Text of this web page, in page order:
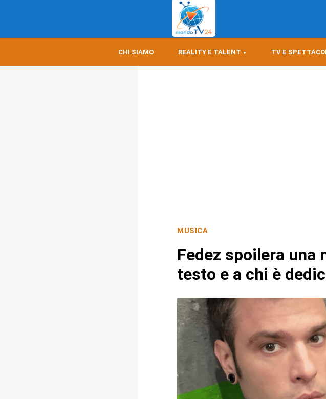
CHI SIAMO REALITY E TALENT TV E
MUSICA
Fedez spoilera una
testo e a chi è